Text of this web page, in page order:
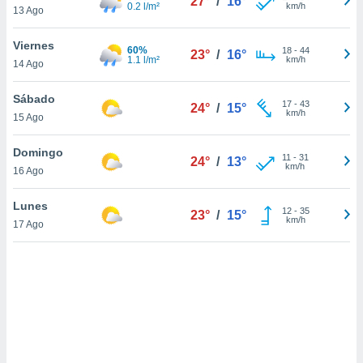
de que
sean
se
para
ni para
o
13 Ago
0.2 l/m²
km/h
Viernes
14 Ago
60%
1.1 l/m²
23° / 16° 18- 44
km/h
Sábado
15 Ago
24° / 15° 17- 43
km/h
Domingo
16 Ago
24° / 13° 11 - 31
km/h
Lunes
17 Ago
23° / 15° 12- 35
km/h